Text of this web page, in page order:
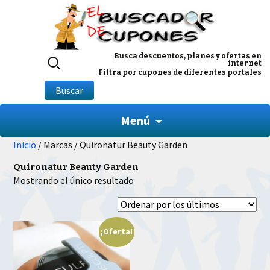
Busca descuentos, planes y ofertas en
internet
Filtra por cupones de diferentes portales
Buscar
por:
Buscar
Menú
Inicio / Marcas / Quironatur Beauty Garden
Quironatur Beauty Garden
Mostrando el único resultado
¡Oferta!